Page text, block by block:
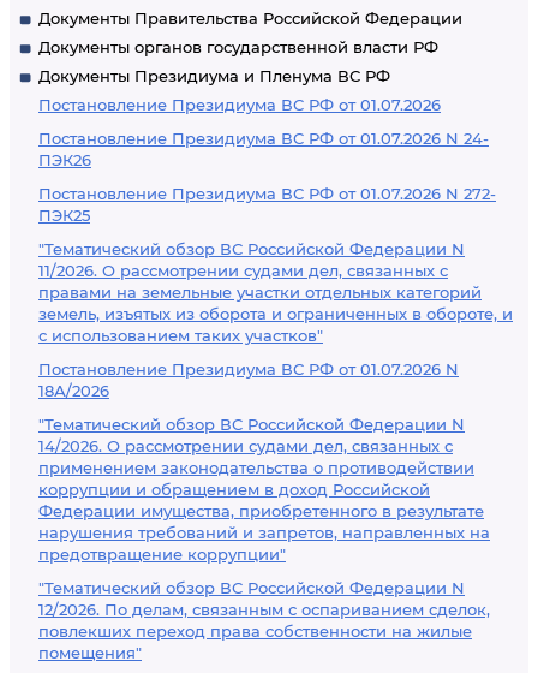
Документы Правительства Российской Федерации
Документы органов государственной власти РФ
Документы Президиума и Пленума ВС РФ
Постановление Президиума ВС РФ от 01.07.2026
Постановление Президиума ВС РФ от 01.07.2026 N 24-
ПЭК26
Постановление Президиума ВС РФ от 01.07.2026 N 272-
ПЭК25
"Тематический обзор ВС Российской Федерации N
11/2026. О рассмотрении судами дел, связанных с
правами на земельные участки отдельных категорий
земель, изъятых из оборота и ограниченных в обороте, и
с использованием таких участков"
Постановление Президиума ВС РФ от 01.07.2026 N
18А/2026
"Тематический обзор ВС Российской Федерации N
14/2026. О рассмотрении судами дел, связанных с
применением законодательства о противодействии
коррупции и обращением в доход Российской
Федерации имущества, приобретенного в результате
нарушения требований и запретов, направленных на
предотвращение коррупции"
"Тематический обзор ВС Российской Федерации N
12/2026. По делам, связанным с оспариванием сделок,
повлекших переход права собственности на жилые
помещения"